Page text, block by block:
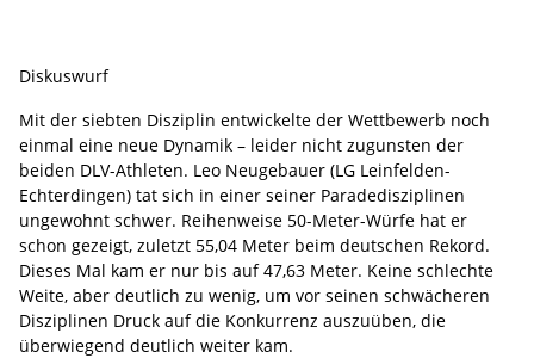
Diskuswurf
Mit der siebten Disziplin entwickelte der Wettbewerb noch
einmal eine neue Dynamik – leider nicht zugunsten der
beiden DLV-Athleten. Leo Neugebauer (LG Leinfelden-
Echterdingen) tat sich in einer seiner Paradedisziplinen
ungewohnt schwer. Reihenweise 50-Meter-Würfe hat er
schon gezeigt, zuletzt 55,04 Meter beim deutschen Rekord.
Dieses Mal kam er nur bis auf 47,63 Meter. Keine schlechte
Weite, aber deutlich zu wenig, um vor seinen schwächeren
Disziplinen Druck auf die Konkurrenz auszuüben, die
überwiegend deutlich weiter kam.